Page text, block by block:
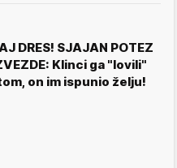
DRES! SJAJAN POTEZ
Klinci ga "lovili"
on im ispunio želju!